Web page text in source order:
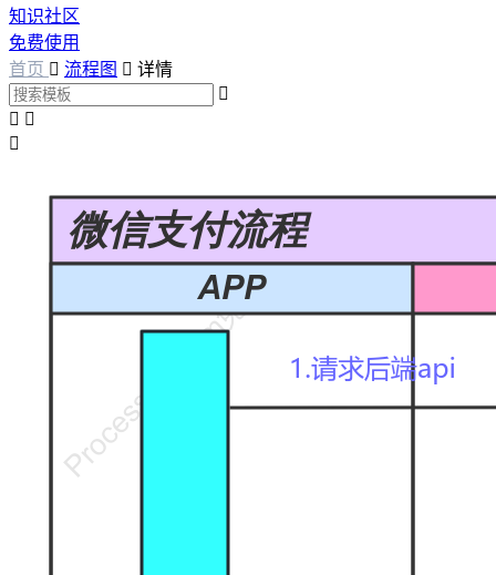
知识社区
免费使用
首页  流程图  详情

 
